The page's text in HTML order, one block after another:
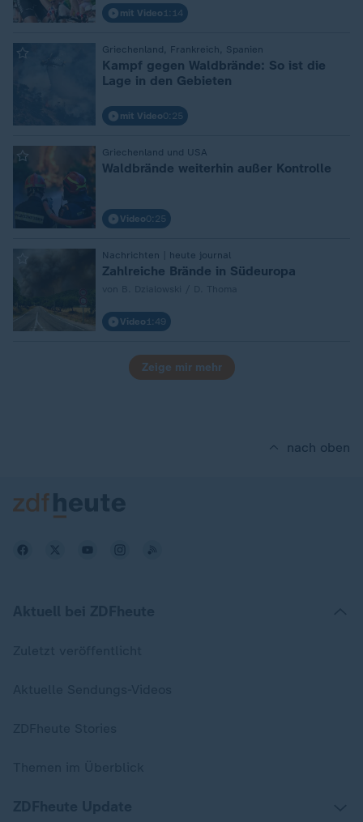
mit Video 1:14
Griechenland, Frankreich, Spanien
:
Kampf gegen Waldbrände: So ist die
Lage in den Gebieten
mit Video0:25
Griechenland und USA
: Waldbrände weiterhin außer Kontrolle
Video0:25
Nachrichten | heute journal
Zahlreiche Brände in Südeuropa
Video 1:49
Zeige mir mehr
nach oben